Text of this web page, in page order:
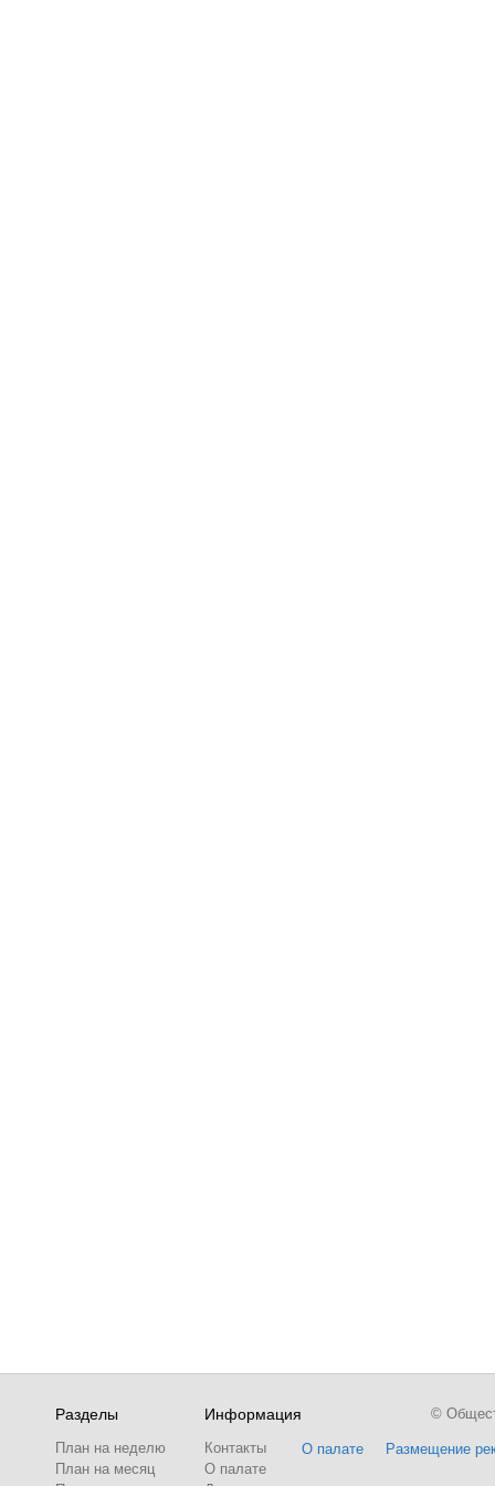
Разделы
План на неделю
План на месяц
Информация
Контакты
О палате
О палате Размещение
©